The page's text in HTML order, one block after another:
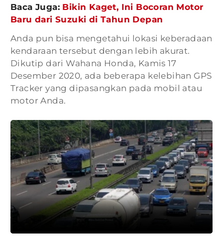
Baca Juga: Bikin Kaget, Ini Bocoran Motor
Baru dari Suzuki di Tahun Depan
Anda pun bisa mengetahui lokasi keberadaan
kendaraan tersebut dengan lebih akurat.
Dikutip dari Wahana Honda, Kamis 17
Desember 2020, ada beberapa kelebihan GPS
Tracker yang dipasangkan pada mobil atau
motor Anda.